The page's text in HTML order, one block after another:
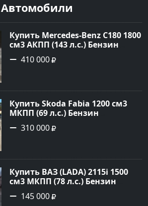
Автомобили
Купить Mercedes-Benz C180 1800
см3 АКПП (143 л.с.) Бензин
инжектор в Тимашевск : цвет
Серебряный Седан 2006 года по
Авторынок23
410 000
Купить Skoda Fabia 1200 см3
МКПП (69 л.с.) Бензин
инжектор в Кропоткин: цвет
черный Хетчбэк 2010 года по
Авторынок23
310 000
Купить ВАЗ (LADA) 2115i 1500
см3 МКПП (78 л.с.) Бензин
инжектор в Брюховецкая: цвет
Золотой Седан 2003 года по
145 000